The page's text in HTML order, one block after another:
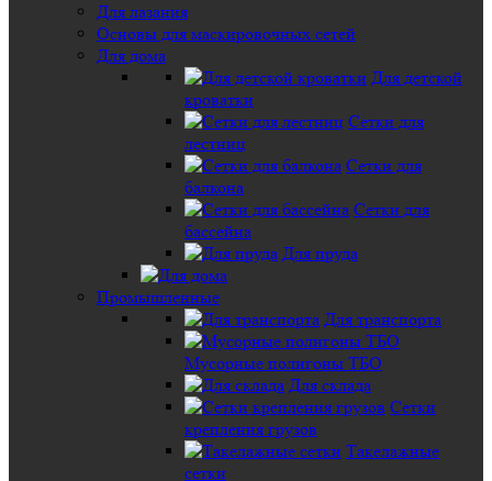
Для лазания
Основы для маскировочных сетей
Для дома
Для детской
кроватки
Сетки для
лестниц
Сетки для
балкона
Сетки для
бассейна
Для пруда
Промышленные
Для транспорта
Мусорные полигоны ТБО
Для склада
Сетки
крепления грузов
Такелажные
сетки